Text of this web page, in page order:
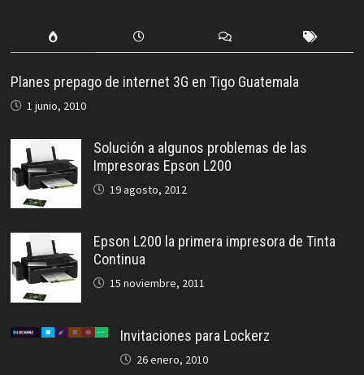
Planes prepago de internet 3G en Tigo Guatemala
1 junio, 2010
Solución a algunos problemas de las
Impresoras Epson L200
19 agosto, 2012
Epson L200 la primera impresora de Tinta
Continua
15 noviembre, 2011
Invitaciones para Lockerz
26 enero, 2010